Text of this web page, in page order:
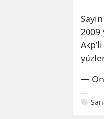
2009
—